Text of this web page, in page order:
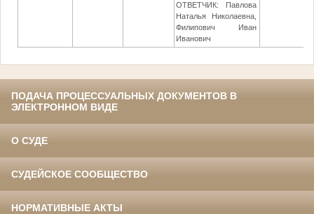
ОТВЕТЧИК: Павлова
Наталья Николаевна,
Филипович Иван
Иванович
ПОДАЧА ПРОЦЕССУАЛЬНЫХ ДОКУМЕНТОВ В
ЭЛЕКТРОННОМ ВИДЕ
О СУДЕ
СУДЕЙСКОЕ СООБЩЕСТВО
НОРМАТИВНЫЕ АКТЫ